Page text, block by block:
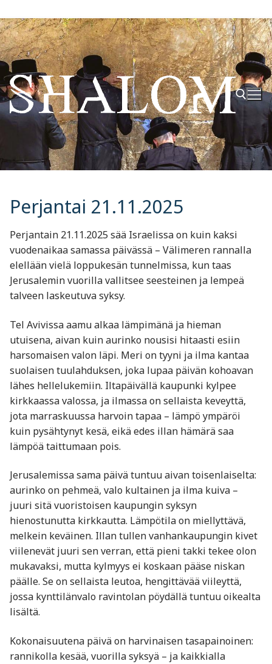
Hyppää
sisältöön
Hae:
Perjantai 21.11.2025
Perjantain 21.11.2025 sää Israelissa on kuin kaksi
vuodenaikaa samassa päivässä – Välimeren rannalla
elellään vielä loppukesän tunnelmissa, kun taas
Jerusalemin vuorilla vallitsee seesteinen ja lempeä
talveen laskeutuva syksy.
Tel Avivissa aamu alkaa lämpimänä ja hieman
utuisena, aivan kuin aurinko nousisi hitaasti esiin
harsomaisen valon läpi. Meri on tyyni ja ilma kantaa
suolaisen tuulahduksen, joka lupaa päivän kohoavan
lähes hellelukemiin. Iltapäivällä kaupunki kylpee
kirkkaassa valossa, ja ilmassa on sellaista keveyttä,
jota marraskuussa harvoin tapaa – lämpö ympäröi
kuin pysähtynyt kesä, eikä edes illan hämärä saa
lämpöä taittumaan pois.
Jerusalemissa sama päivä tuntuu aivan toisenlaiselta:
aurinko on pehmeä, valo kultainen ja ilma kuiva –
juuri sitä vuoristoisen kaupungin syksyn
hienostunutta kirkkautta. Lämpötila on miellyttävä,
melkein keväinen. Illan tullen vanhankaupungin kivet
viilenevät juuri sen verran, että pieni takki tekee olon
mukavaksi, mutta kylmyys ei koskaan pääse niskan
päälle. Se on sellaista leutoa, hengittävää viileyttä,
jossa kynttilänvalo ravintolan pöydällä tuntuu oikealta
lisältä.
Kokonaisuutena päivä on harvinaisen tasapainoinen:
rannikolla kesää, vuorilla syksyä – ja kaikkialla